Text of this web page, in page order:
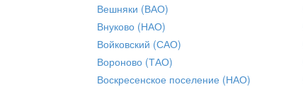
Вешняки (ВАО)
Внуково (НАО)
Войковский (САО)
Вороново (ТАО)
Воскресенское поселение (НАО)